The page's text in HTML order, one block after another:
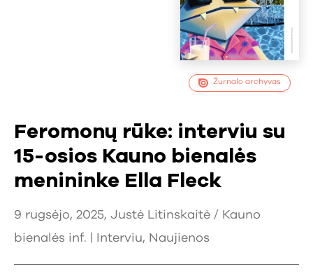
Žurnalo archyvas
Feromonų rūke: interviu su
15-osios Kauno bienalės
menininke Ella Fleck
9 rugsėjo, 2025, Justė Litinskaitė / Kauno
bienalės inf. |
Interviu, Naujienos